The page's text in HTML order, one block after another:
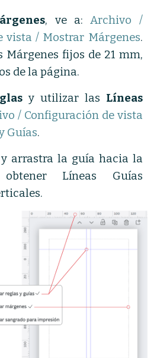
, ve a:Archivo /
vista / Mostrar Márgenes.
Márgenes fijos de 21 mm,
de la página.
y utilizar las Líneas
/ Configuración de vista
Guías.
arrastra la guía hacia la
Líneas Guías